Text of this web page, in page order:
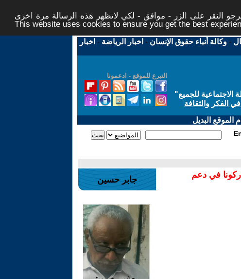
النقر على الزر - موافق - لكي لاتظهر هذه الرسالة مرة اخرى -
This website uses cookies to ensure you get the best
-وكالة أنباء حقوق الإنسان - اخبار الرياضة - اخبار
التبرع للموقع - ادعمونا
للجميع"
الفكر والثقافة
الموقع البديل
في دعم
جابر حسين